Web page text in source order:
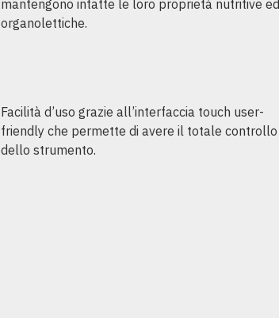
mantengono intatte le loro proprietà nutritive ed
organolettiche.
Facilità d’uso grazie all’interfaccia touch user-
friendly che permette di avere il totale controllo
dello strumento.